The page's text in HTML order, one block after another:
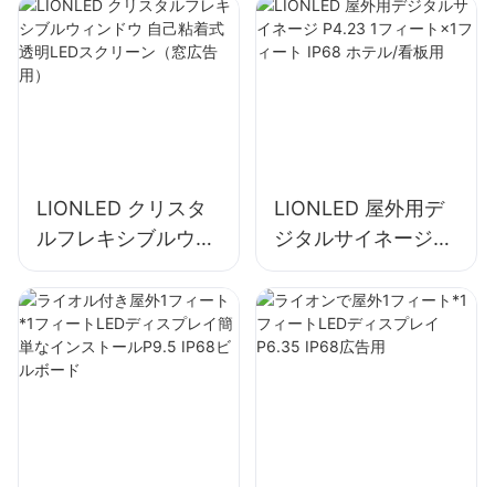
LIONLED クリスタ
ルフレキシブルウィ
ンドウ 自己粘着式透
明LEDスクリーン
（窓広告用）
LIONLED 屋外用デ
ジタルサイネージ
P4.23 1フィート×1
フィート IP68 ホテ
ル/看板用